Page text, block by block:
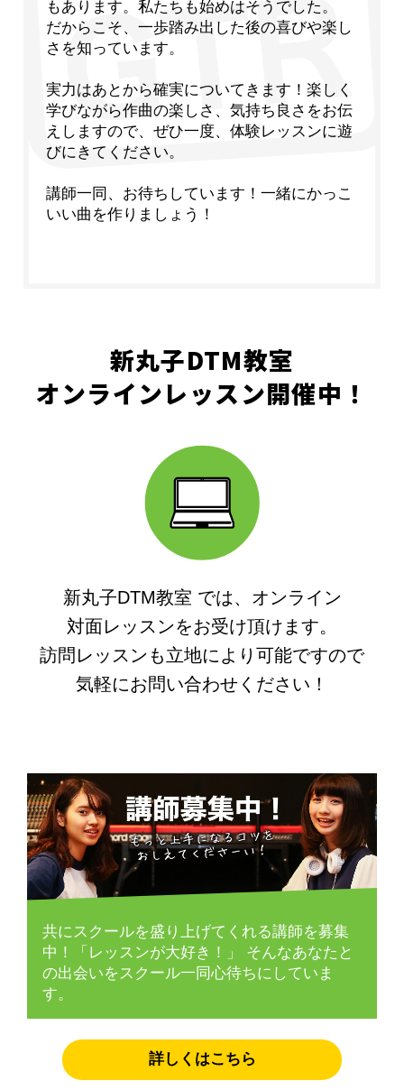
もあります。私たちも始めはそうでした。
だからこそ、一歩踏み出した後の喜びや楽し
さを知っています。
実力はあとから確実についてきます！楽しく
学びながら作曲の楽しさ、気持ち良さをお伝
えしますので、ぜひ一度、体験レッスンに遊
びにきてください。
講師一同、お待ちしています！一緒にかっこ
いい曲を作りましょう！
新丸子DTM教室
オンラインレッスン開催中！
新丸子DTM教室 では、オンライン
対面レッスンをお受け頂けます。
訪問レッスンも立地により可能ですので
気軽にお問い合わせください！
共にスクールを盛り上げてくれる講師を募集
中！「レッスンが大好き！」 そんなあなたと
の出会いをスクール一同心待ちにしていま
す。
詳しくはこちら